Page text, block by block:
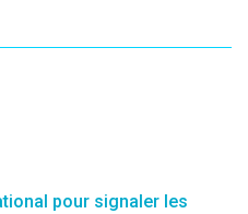
pour signaler les